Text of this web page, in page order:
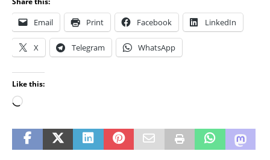
Email Print Facebook LinkedIn
X Telegram WhatsApp
Like this: